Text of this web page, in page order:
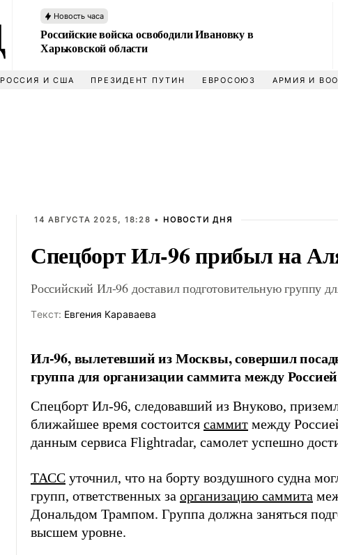
Новость часа
Российские войска освободили Ивановку в
Харьковской области
РОССИЯ И США ПРЕЗИДЕНТ ПУТИН ЕВРОСОЮЗ АРМИЯ И
14 АВГУСТА 2025, 18:28 • НОВОСТИ ДНЯ
Спецборт Ил-96 прибыл на
Российский Ил-96 доставил подготовительную группу
Tекст: Евгения Караваева
Ил-96, вылетевший из Москвы, совершил
группа для организации саммита между
Спецборт Ил-96, следовавший из Внуково,
ближайшее время состоится саммит между
данным сервиса Flightradar, самолет успешно
ТАСС уточнил, что на борту воздушного судна
групп, ответственных за организацию саммита
Дональдом Трампом. Группа должна заняться
высшем уровне.